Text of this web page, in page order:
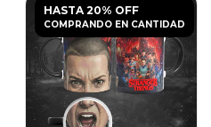
HASTA 20% OFF
COMPRANDO EN CANTIDAD